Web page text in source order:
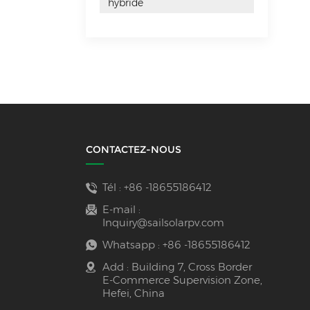
hybride
CONTACTEZ-NOUS
Tél : +86 -18655186412
E-mail :
Inquiry@sailsolarpv.com
Whatsapp : +86 -18655186412
Add : Building 7, Cross Border
E-Commerce Supervision Zone,
Hefei, China